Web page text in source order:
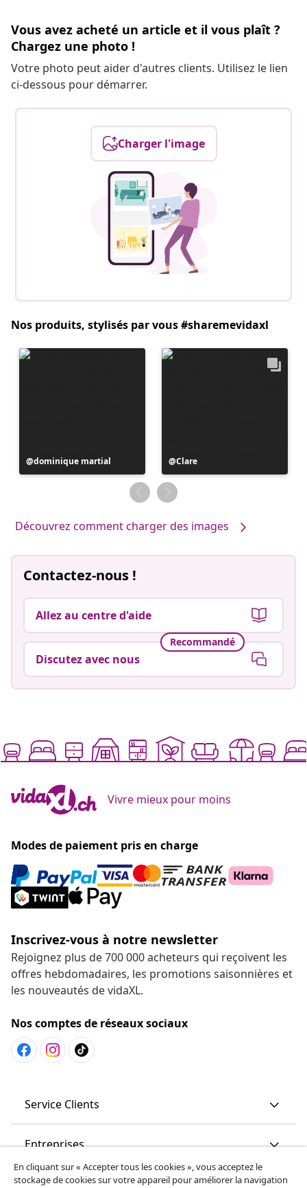
Vous avez acheté un article et il vous plaît ?
Chargez une photo !
Votre photo peut aider d'autres clients. Utilisez le lien
ci-dessous pour démarrer.
Charger l'image
Nos produits, stylisés par vous #sharemevidaxl
Publication
publiée
dominique martial
Publication
publiée
par
Clare
Découvrez comment charger des images
Contactez-nous !
Allez au centre d'aide
Recommandé
Discutez avec nous
Vivre mieux pour moins
Modes de paiement pris en charge
Inscrivez-vous à notre newsletter
Rejoignez plus de 700 000 acheteurs qui reçoivent les
offres hebdomadaires, les promotions saisonnières et
les nouveautés de vidaXL.
Nos comptes de réseaux sociaux
Service Clients
Entreprises
vidaXL
En cliquant sur « Accepter tous les cookies », vous acceptez le
stockage de cookies sur votre appareil pour améliorer la navigation